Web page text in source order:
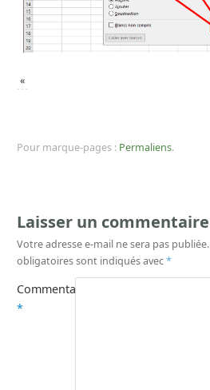
«
Pour marque-pages : Permaliens.
Laisser un commentaire
Votre adresse e-mail ne sera pas publiée.
obligatoires sont indiqués avec*
Commentaire
*